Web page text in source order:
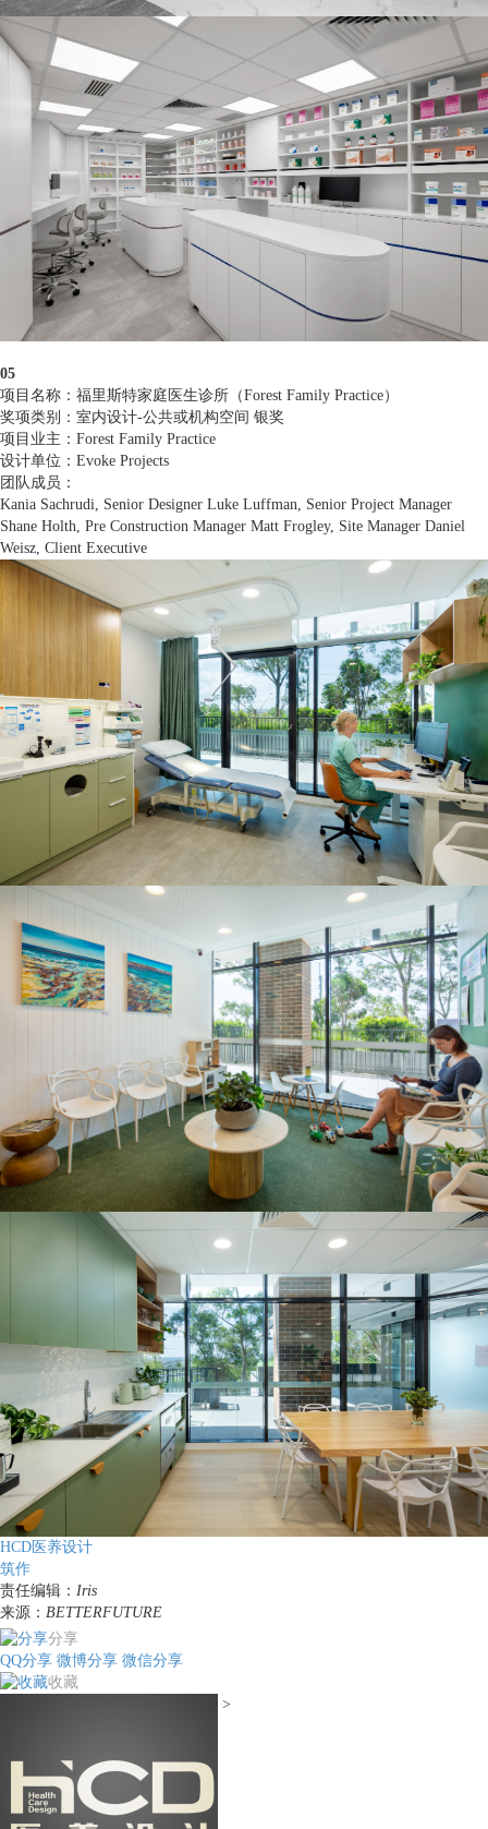
05
项目名称：福里斯特家庭医生诊所（Forest Family Practice）
奖项类别：室内设计-公共或机构空间 银奖
项目业主：Forest Family Practice
设计单位：Evoke Projects
团队成员：
Kania Sachrudi, Senior Designer Luke Luffman, Senior Project Manager
Shane Holth, Pre Construction Manager Matt Frogley, Site Manager Daniel
Weisz, Client Executive
HCD医养设计
筑作
责任编辑： Iris
来源： BETTERFUTURE
分享
QQ分享 微博分享 微信分享
收藏
>